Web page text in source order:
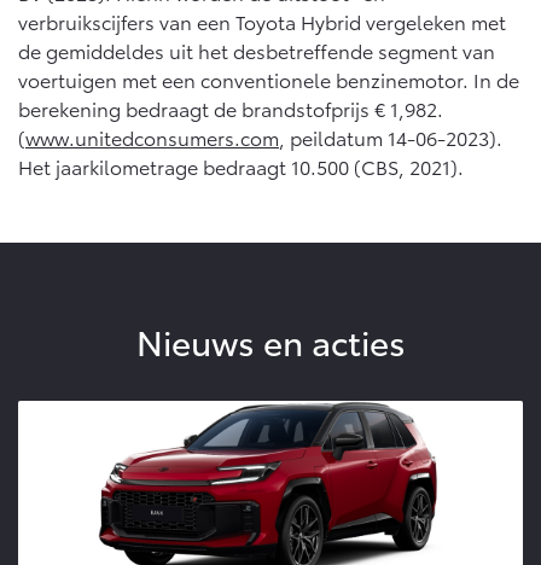
verbruikscijfers van een Toyota Hybrid vergeleken met
de gemiddeldes uit het desbetreffende segment van
voertuigen met een conventionele benzinemotor. In de
berekening bedraagt de brandstofprijs € 1,982.
(www.unitedconsumers.com , peildatum 14-06-2023).
Het jaarkilometrage bedraagt 10.500 (CBS, 2021).
Nieuws en acties